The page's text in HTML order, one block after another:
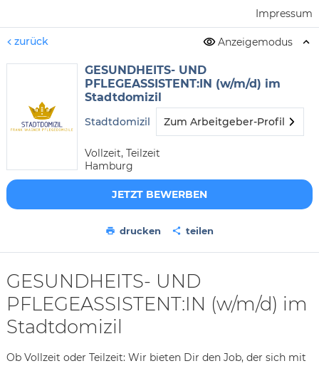
Impressum
zurück Anzeigemodus
GESUNDHEITS- UND
PFLEGEASSISTENT:IN (w/m/d) im
Stadtdomizil
Stadtdomizil Zum Arbeitgeber-Profil
Vollzeit, Teilzeit
Hamburg
JETZT BEWERBEN
drucken teilen
GESUNDHEITS- UND
PFLEGEASSISTENT:IN (w/m/d) im
Stadtdomizil
Ob Vollzeit oder Teilzeit: Wir bieten Dir den Job, der sich mit